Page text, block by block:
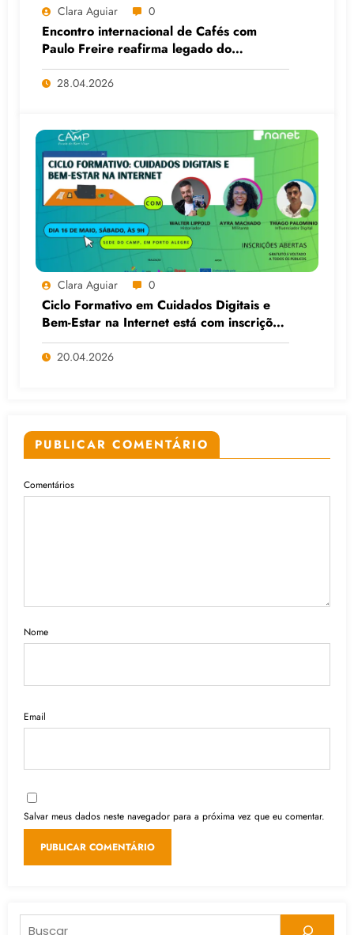
Clara Aguiar 0
Encontro internacional de Cafés com
Paulo Freire reafirma legado do
educador popular
28.04.2026
Clara Aguiar 0
Ciclo Formativo em Cuidados Digitais e
Bem-Estar na Internet está com inscrições
abertas
20.04.2026
PUBLICAR COMENTÁRIO
Comentários
Nome
Email
Salvar meus dados neste navegador para a próxima vez que eu comentar.
Pesquisar